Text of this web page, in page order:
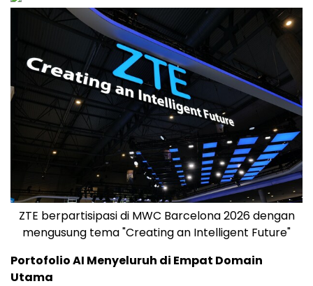
ZTE berpartisipasi di MWC Barcelona 2026 dengan
mengusung tema "Creating an Intelligent Future"
Portofolio AI Menyeluruh di Empat Domain
Utama